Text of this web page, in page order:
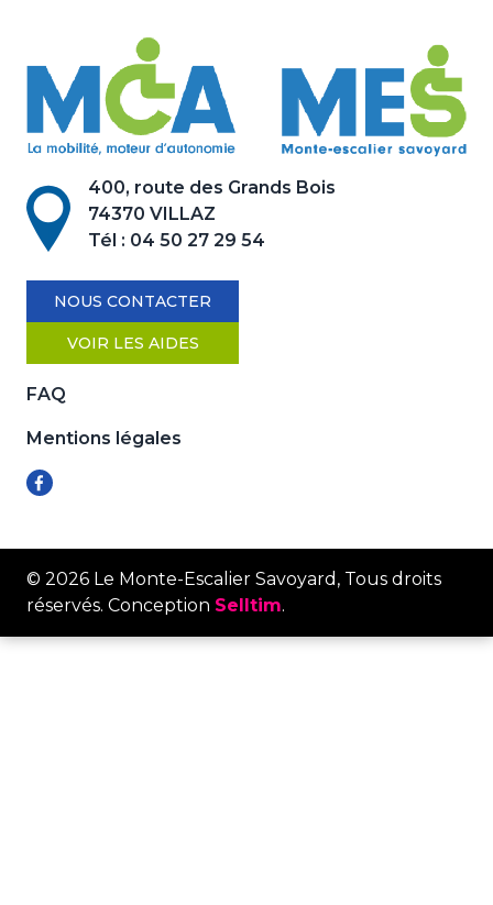
400, route des Grands Bois
74370 VILLAZ
Tél : 04 50 27 29 54
NOUS CONTACTER
VOIR LES AIDES
FAQ
Mentions légales
© 2026 Le Monte-Escalier Savoyard, Tous droits
réservés. Conception Selltim.